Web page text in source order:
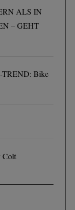
ALS IN
– GEHT
Bike
Colt